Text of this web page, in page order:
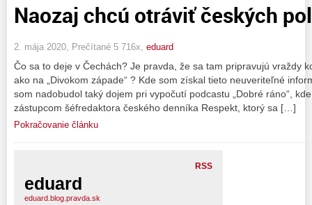
Naozaj chcú otráviť českých
2. mája 2020, Prečítané 5 716x, eduard
Čo sa to deje v Čechách? Je pravda, že sa tam pripravujú vraždy
ako na „Divokom západe“ ? Kde som získal tieto neuveriteľné
som nadobudol taký dojem pri vypočutí podcastu „Dobré ráno“,
zástupcom šéfredaktora českého denníka Respekt, ktorý sa […]
Pokračovanie článku
RSS
eduard
eduard.blog.pravda.sk